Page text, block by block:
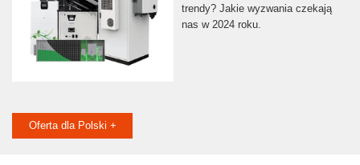
trendy? Jakie wyzwania czekają
nas w 2024 roku.
Oferta dla Polski +